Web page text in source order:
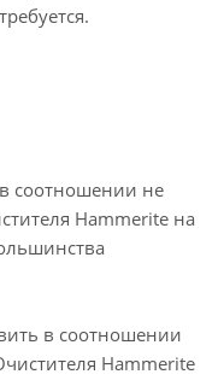
соотношении не
Hammerite на
в соотношении
Hammerite